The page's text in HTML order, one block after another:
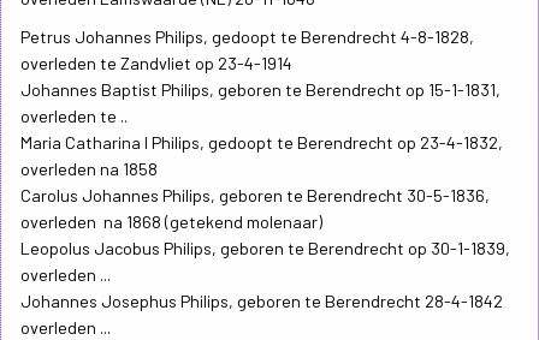
Petrus Johannes Philips, gedoopt te Berendrecht 4-8-1828,
overleden te Zandvliet op 23-4-1914
Johannes Baptist Philips, geboren te Berendrecht op 15-1-1831,
overleden te ..
Maria Catharina I Philips, gedoopt te Berendrecht op 23-4-1832,
overleden na 1858
Carolus Johannes Philips, geboren te Berendrecht 30-5-1836,
overleden na 1868 (getekend molenaar)
Leopolus Jacobus Philips, geboren te Berendrecht op 30-1-1839,
overleden ...
Johannes Josephus Philips, geboren te Berendrecht 28-4-1842
overleden ...